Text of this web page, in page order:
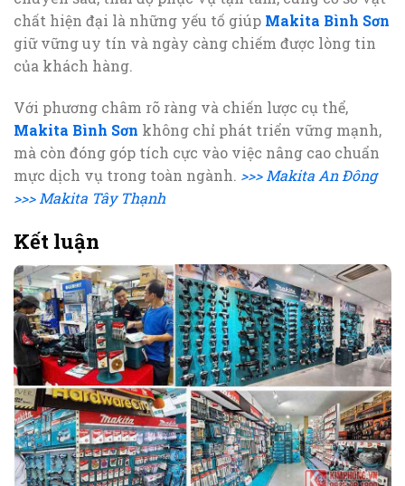
chất hiện đại là những yếu tố giúp Makita Bình Sơn
giữ vững uy tín và ngày càng chiếm được lòng tin
của khách hàng.
Với phương châm rõ ràng và chiến lược cụ thể,
Makita Bình Sơn không chỉ phát triển vững mạnh,
mà còn đóng góp tích cực vào việc nâng cao chuẩn
mực dịch vụ trong toàn ngành. >>> Makita An Đông
>>> Makita Tây Thạnh
Kết luận